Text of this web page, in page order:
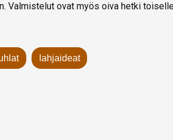
Valmistelut ovat myös oiva hetki
lahjaideat